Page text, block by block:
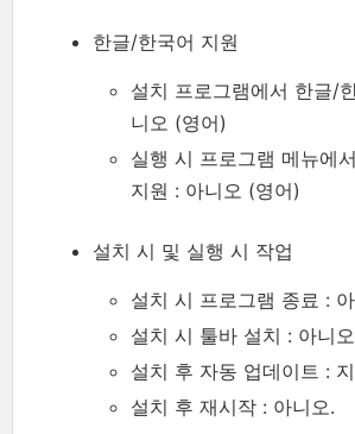
한글/한국어 지원
설치 프로그램에서 한글/
니오 (영어)
실행 시 프로그램 메뉴에
지원 : 아니오 (영어)
설치 시 및 실행 시 작업
설치 시 프로그램 종료 :
설치 시 툴바 설치 : 아니
설치 후 자동 업데이트 :
설치 후 재시작 : 아니오.